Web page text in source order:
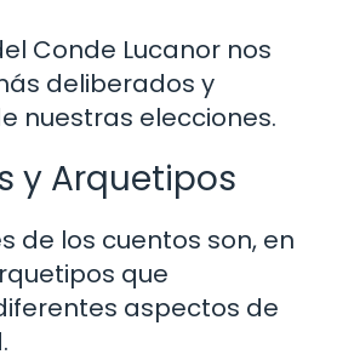
Conde Lucanor nos
deliberados y
nuestras elecciones.
y Arquetipos
de los cuentos son, en
que
aspectos de